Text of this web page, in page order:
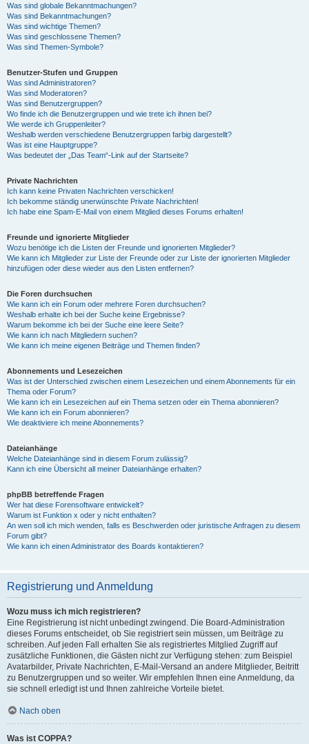
Was sind globale Bekanntmachungen?
Was sind Bekanntmachungen?
Was sind wichtige Themen?
Was sind geschlossene Themen?
Was sind Themen-Symbole?
Benutzer-Stufen und Gruppen
Was sind Administratoren?
Was sind Moderatoren?
Was sind Benutzergruppen?
Wo finde ich die Benutzergruppen und wie trete ich ihnen bei?
Wie werde ich Gruppenleiter?
Weshalb werden verschiedene Benutzergruppen farbig dargestellt?
Was ist eine Hauptgruppe?
Was bedeutet der „Das Team“-Link auf der Startseite?
Private Nachrichten
Ich kann keine Privaten Nachrichten verschicken!
Ich bekomme ständig unerwünschte Private Nachrichten!
Ich habe eine Spam-E-Mail von einem Mitglied dieses Forums erhalten!
Freunde und ignorierte Mitglieder
Wozu benötige ich die Listen der Freunde und ignorierten Mitglieder?
Wie kann ich Mitglieder zur Liste der Freunde oder zur Liste der ignorierten Mitglieder
hinzufügen oder diese wieder aus den Listen entfernen?
Die Foren durchsuchen
Wie kann ich ein Forum oder mehrere Foren durchsuchen?
Weshalb erhalte ich bei der Suche keine Ergebnisse?
Warum bekomme ich bei der Suche eine leere Seite?
Wie kann ich nach Mitgliedern suchen?
Wie kann ich meine eigenen Beiträge und Themen finden?
Abonnements und Lesezeichen
Was ist der Unterschied zwischen einem Lesezeichen und einem Abonnements für ein
Thema oder Forum?
Wie kann ich ein Lesezeichen auf ein Thema setzen oder ein Thema abonnieren?
Wie kann ich ein Forum abonnieren?
Wie deaktiviere ich meine Abonnements?
Dateianhänge
Welche Dateianhänge sind in diesem Forum zulässig?
Kann ich eine Übersicht all meiner Dateianhänge erhalten?
phpBB betreffende Fragen
Wer hat diese Forensoftware entwickelt?
Warum ist Funktion x oder y nicht enthalten?
An wen soll ich mich wenden, falls es Beschwerden oder juristische Anfragen zu diesem
Forum gibt?
Wie kann ich einen Administrator des Boards kontaktieren?
Registrierung und Anmeldung
Wozu muss ich mich registrieren?
Eine Registrierung ist nicht unbedingt zwingend. Die Board-Administration
dieses Forums entscheidet, ob Sie registriert sein müssen, um Beiträge zu
schreiben. Auf jeden Fall erhalten Sie als registriertes Mitglied Zugriff auf
zusätzliche Funktionen, die Gästen nicht zur Verfügung stehen: zum Beispiel
Avatarbilder, Private Nachrichten, E-Mail-Versand an andere Mitglieder, Beitritt
zu Benutzergruppen und so weiter. Wir empfehlen Ihnen eine Anmeldung, da
sie schnell erledigt ist und Ihnen zahlreiche Vorteile bietet.
Nach oben
Was ist COPPA?